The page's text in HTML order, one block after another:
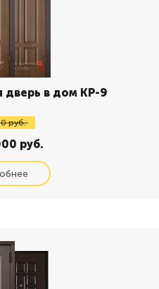
дверь в дом КР-9
руб.
руб.